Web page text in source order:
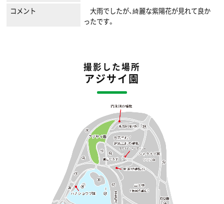
コメント
大雨でしたが、綺麗な紫陽花が見れて良か
ったです。
撮影した場所
アジサイ園